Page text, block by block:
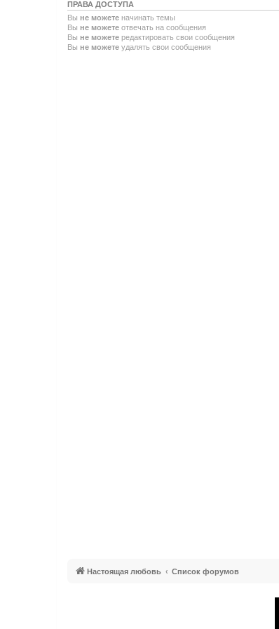
ПРАВА ДОСТУПА
Вы не можете начинать темы
Вы не можете отвечать на сообщения
Вы не можете редактировать свои сообщения
Вы не можете удалять свои сообщения
Настоящая любовь Список форумов